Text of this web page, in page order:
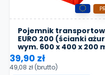
Pojemnik
EURO 200 (ścianki
wym. 600 x 400 x 200
39,90 zł
49,08 zł (brutto)